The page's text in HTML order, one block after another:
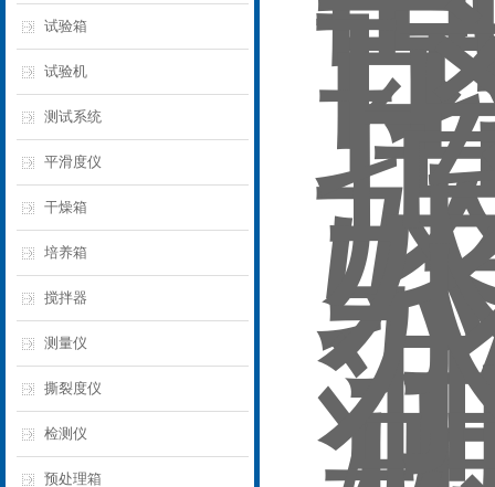
试验箱
试验机
测试系统
平滑度仪
干燥箱
培养箱
搅拌器
测量仪
撕裂度仪
检测仪
预处理箱